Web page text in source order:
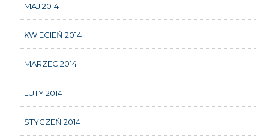
MAJ 2014
KWIECIEŃ 2014
MARZEC 2014
LUTY 2014
STYCZEŃ 2014